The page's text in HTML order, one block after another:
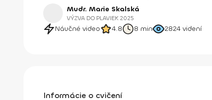
Mudr. Marie Skalská
VÝZVA DO PLAVIEK 2025
Náučné video 4.8 8 min 2824 videní
Informácie o cvičení